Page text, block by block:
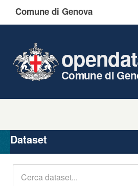
Comune di Genova
Comune di
Organizzazioni
Gruppi
Dataset